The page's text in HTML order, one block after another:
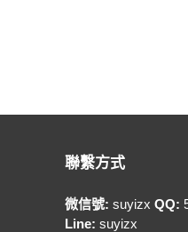
聯繫方式
微信號: suyizx QQ:
Line: suyizx